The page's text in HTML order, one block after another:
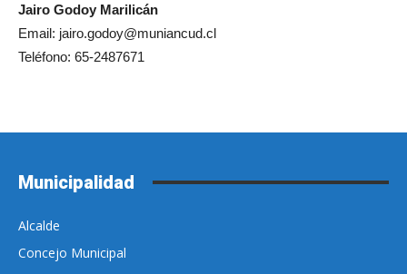
Jairo Godoy Marilicán
Email: jairo.godoy@muniancud.cl
Teléfono: 65-2487671
Municipalidad
Alcalde
Concejo Municipal